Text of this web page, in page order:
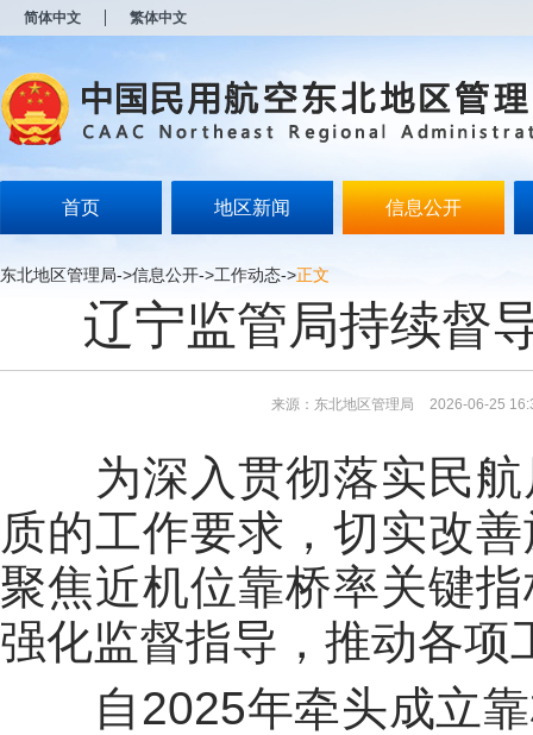
简体中文 繁体中文
首页 地区新闻 信息公开
东北地区管理局->信息公开->工作动态->正文
辽宁监管局持续督
来源：东北地区管理局 2026-06-25
为深入贯彻落实民航
质的工作要求，切实改
聚焦近机位靠桥率关键
强化监督指导，推动各项
自2025年牵头成立靠
开
无
障
说
按
Alt
键